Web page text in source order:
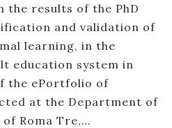
the results of the PhD
and validation of
learning, in the
education system in
the ePortfolio of
at the Department of
Roma Tre,…